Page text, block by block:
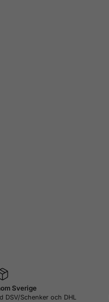
Sverige
DSV/Schenker och DHL